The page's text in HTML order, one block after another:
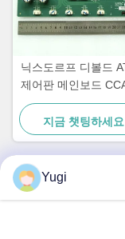
닉스도르프 디볼드
제어판 메인보드
버리
지금 챗팅하세요
Yugi